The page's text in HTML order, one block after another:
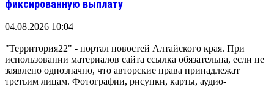
фиксированную выплату
04.08.2026 10:04
"Территория22" - портал новостей Алтайского края. При
использовании материалов сайта ссылка обязательна, если не
заявлено однозначно, что авторские права принадлежат
третьим лицам. Фотографии, рисунки, карты, аудио-